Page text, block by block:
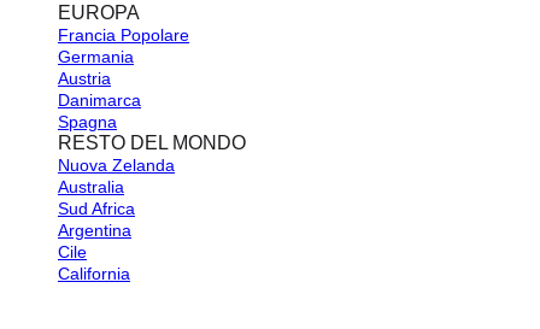
EUROPA
Francia
Germania
Austria
Danimarca
Spagna
RESTO DEL MONDO
Nuova Zelanda
Australia
Sud Africa
Argentina
Cile
California